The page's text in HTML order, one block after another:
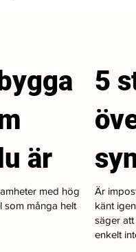
är
med hög
som många helt
5
Är
känt
säger
enkelt